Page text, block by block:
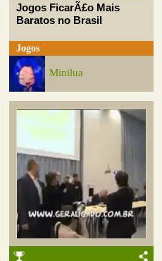
Jogos FicarÃ£o Mais
Baratos no Brasil
Jogos
Minilua